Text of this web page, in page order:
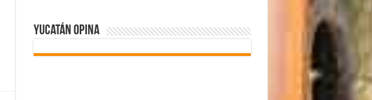
Yucatán Opina